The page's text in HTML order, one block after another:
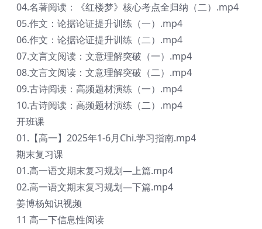
04.名著阅读：《红楼梦》核心考点全归纳（二）.mp4
05.作文：论据论证提升训练（一）.mp4
06.作文：论据论证提升训练（二）.mp4
07.文言文阅读：文意理解突破（一）.mp4
08.文言文阅读：文意理解突破（二）.mp4
09.古诗阅读：高频题材演练（一）.mp4
10.古诗阅读：高频题材演练（二）.mp4
开班课
01.【高一】2025年1-6月Chi.学习指南.mp4
期末复习课
01.高一语文期末复习规划—上篇.mp4
02.高一语文期末复习规划—下篇.mp4
姜博杨知识视频
11 高一下信息性阅读